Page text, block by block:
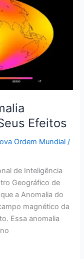
Efeitos
Ordem Mundial /
de Inteligência
Geográfico de
a Anomalia do
magnético da
Essa anomalia